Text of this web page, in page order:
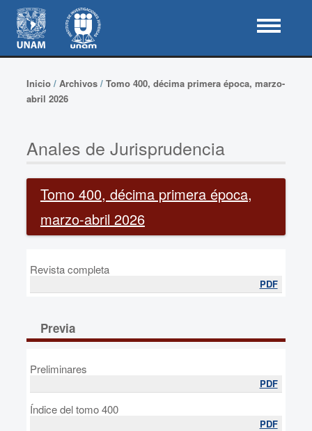
Inicio/ Archivos/ Tomo 400, décima primera época, marzo-
abril 2026
Anales de Jurisprudencia
Tomo 400, décima primera época,
marzo-abril 2026
Revista completa
PDF
Previa
Preliminares
PDF
Índice del tomo 400
PDF